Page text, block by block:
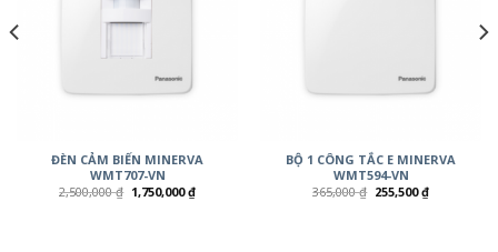
ĐÈN CẢM BIẾN MINERVA
WMT707-VN
2,500,000₫ 1,750,000₫
BỘ 1 CÔNG TẮC E MINERVA
WMT594-VN
365,000₫ 255,500₫